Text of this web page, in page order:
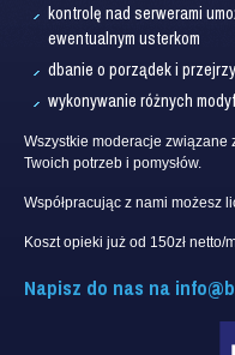
kontrolę nad serwerami
ewentualnym usterkom
dbanie o porządek i
wykonywanie różnych
Wszystkie moderacje związane
Twoich potrzeb i pomysłów.
Współpracując z nami możesz
Koszt opieki już od 150zł netto/
Napisz do nas na